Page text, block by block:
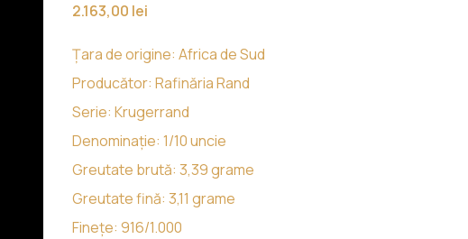
2.163,00 lei
Țara de origine: Africa de Sud
Producător: Rafinăria Rand
Serie: Krugerrand
Denominație: 1/10 uncie
Greutate brută: 3,39 grame
Greutate fină: 3,11 grame
Finețe: 916/1.000